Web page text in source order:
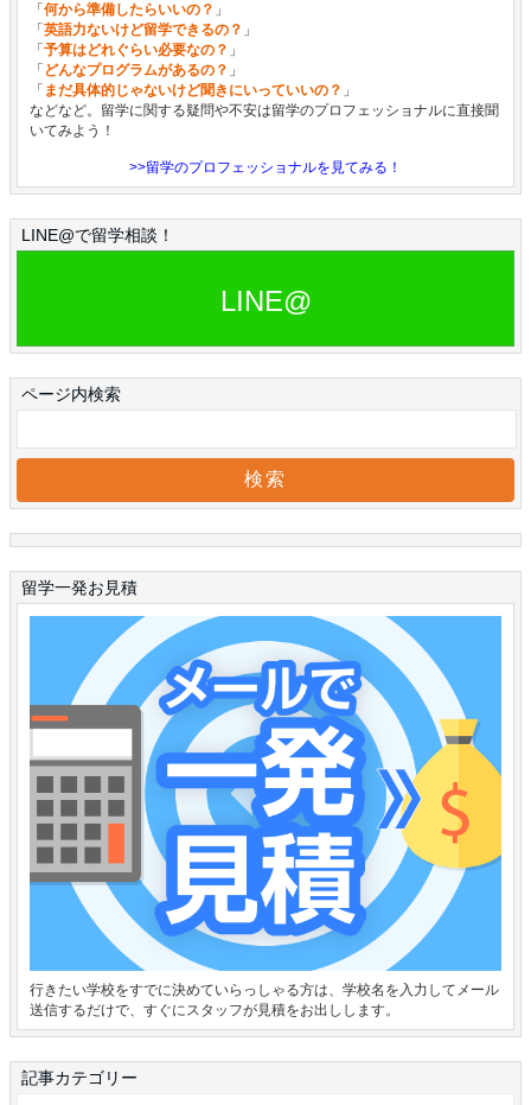
「 何から準備したらいいの？ 」
「 英語力ないけど留学できるの？ 」
「 予算はどれぐらい必要なの？ 」
「 どんなプログラムがあるの？ 」
「 まだ具体的じゃないけど聞きにいっていいの？ 」
などなど。留学に関する疑問や不安は留学のプロフェッショナルに直接聞
いてみよう！
>>留学のプロフェッショナルを見てみる！
LINE@で留学相談！
LINE@
ページ内検索
留学一発お見積
行きたい学校をすでに決めていらっしゃる方は、学校名を入力してメール
送信するだけで、すぐにスタッフが見積をお出しします。
記事カテゴリー